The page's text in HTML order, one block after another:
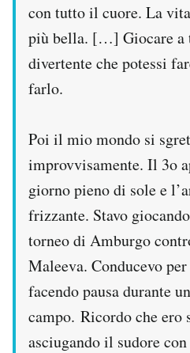
con tutto il cuore. La
più bella. […] Giocare a
divertente che potessi
farlo.
Poi il mio mondo si
improvvisamente. Il 3o
giorno pieno di sole e
frizzante. Stavo
torneo di Amburgo
Maleeva. Conducevo
facendo pausa durante
campo. Ricordo che ero
asciugando il sudore